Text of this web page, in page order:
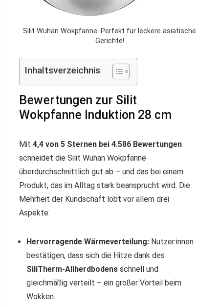
Silit Wuhan Wokpfanne: Perfekt für leckere asiatische
Gerichte!
Inhaltsverzeichnis
Bewertungen zur Silit
Wokpfanne Induktion 28 cm
Mit 4,4 von 5 Sternen bei 4.586 Bewertungen
schneidet die Silit Wuhan Wokpfanne
überdurchschnittlich gut ab – und das bei einem
Produkt, das im Alltag stark beansprucht wird. Die
Mehrheit der Kundschaft lobt vor allem drei
Aspekte:
Hervorragende Wärmeverteilung: Nutzer:innen
bestätigen, dass sich die Hitze dank des
SiliTherm-Allherdbodens schnell und
gleichmäßig verteilt – ein großer Vorteil beim
Wokken.